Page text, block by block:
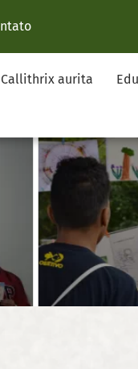
Callithrix aurita